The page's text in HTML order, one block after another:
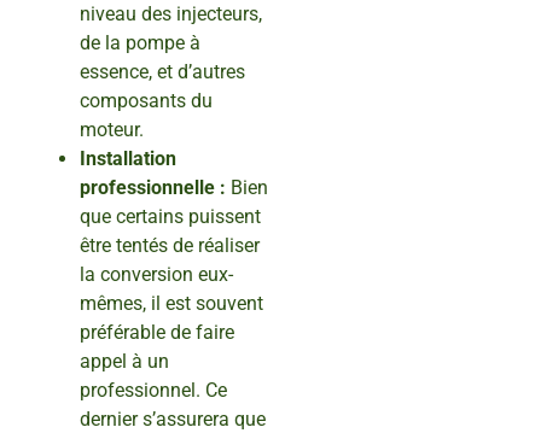
niveau des injecteurs,
de la pompe à
essence, et d’autres
composants du
moteur.
Installation
professionnelle : Bien
que certains puissent
être tentés de réaliser
la conversion eux-
mêmes, il est souvent
préférable de faire
appel à un
professionnel. Ce
dernier s’assurera que